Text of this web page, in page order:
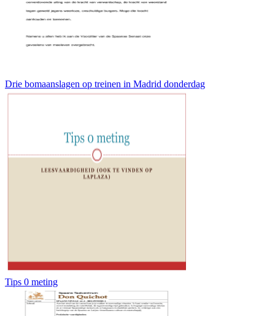
Drie bomaanslagen op treinen in Madrid donderdag
Tips 0 meting